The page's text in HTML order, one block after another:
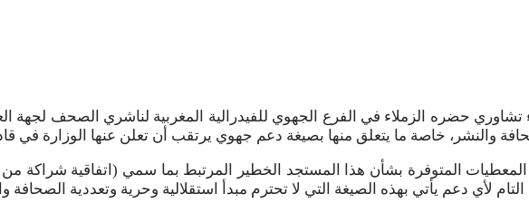
مساء يومه الأربعاء 26 فبراير 2025 لقاء تشاوري حضره الزملاء في الفرع الجهوي للفيدرالية المغربية
والنشر، خاصة ما يتعلق منها بصيغة دعم جهوي يرتقب أن تعلن عنها الوزارة في
المعطيات المتوفرة بشأن هذا المستجد الخطير المرتبط بما سمي (اتفاقية شراكة
لأي دعم يأتي بهذه الصيغة التي لا تحترم مبدأ استقلالية وحرية وتعددية الصحافة